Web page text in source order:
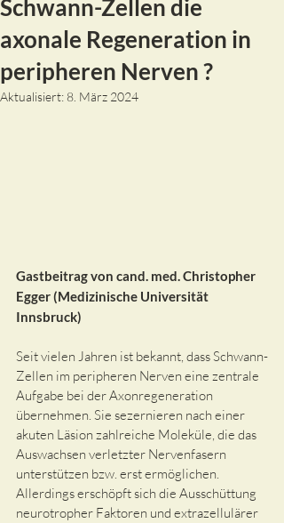
Schwann-Zellen die
axonale Regeneration in
peripheren Nerven ?
Aktualisiert: 8. März 2024
Gastbeitrag von cand. med. Christopher
Egger (Medizinische Universität
Innsbruck)
Seit vielen Jahren ist bekannt, dass Schwann-
Zellen im peripheren Nerven eine zentrale
Aufgabe bei der Axonregeneration
übernehmen. Sie sezernieren nach einer
akuten Läsion zahlreiche Moleküle, die das
Auswachsen verletzter Nervenfasern
unterstützen bzw. erst ermöglichen.
Allerdings erschöpft sich die Ausschüttung
neurotropher Faktoren und extrazellulärer